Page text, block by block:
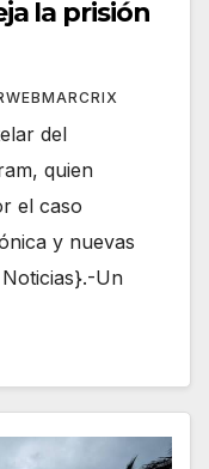
la prisión
del
quien
el caso
y nuevas
Un